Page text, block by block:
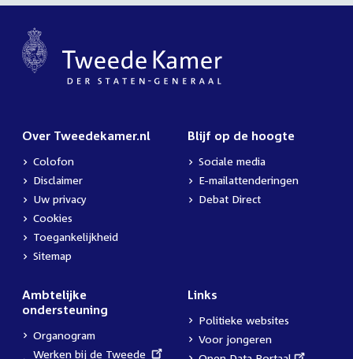
Over Tweedekamer.nl
Colofon
Disclaimer
Uw privacy
Cookies
Toegankelijkheid
Sitemap
Blijf op de hoogte
Sociale media
E-mailattenderingen
Debat Direct
Ambtelijke
ondersteuning
Organogram
External
Werken bij de Tweede
Links
Politieke websites
Voor jongeren